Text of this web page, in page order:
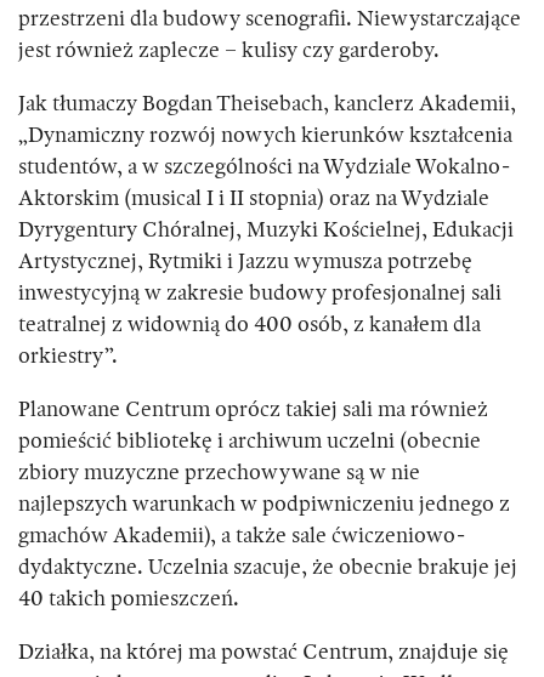
przestrzeni dla budowy scenografii. Niewystarczające
jest również zaplecze – kulisy czy garderoby.
Jak tłumaczy Bogdan Theisebach, kanclerz Akademii,
„Dynamiczny rozwój nowych kierunków kształcenia
studentów, a w szczególności na Wydziale Wokalno-
Aktorskim (musical I i II stopnia) oraz na Wydziale
Dyrygentury Chóralnej, Muzyki Kościelnej, Edukacji
Artystycznej, Rytmiki i Jazzu wymusza potrzebę
inwestycyjną w zakresie budowy profesjonalnej sali
teatralnej z widownią do 400 osób, z kanałem dla
orkiestry”.
Planowane Centrum oprócz takiej sali ma również
pomieścić bibliotekę i archiwum uczelni (obecnie
zbiory muzyczne przechowywane są w nie
najlepszych warunkach w podpiwniczeniu jednego z
gmachów Akademii), a także sale ćwiczeniowo-
dydaktyczne. Uczelnia szacuje, że obecnie brakuje jej
40 takich pomieszczeń.
Działka, na której ma powstać Centrum, znajduje się